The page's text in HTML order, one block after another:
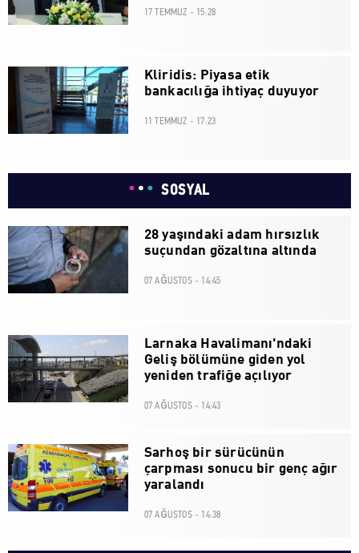
17 TEMMUZ - 15:28
Kliridis: Piyasa etik
bankacılığa ihtiyaç duyuyor
11 TEMMUZ - 17:23
SOSYAL
28 yaşındaki adam hırsızlık
suçundan gözaltına altında
07 AĞUSTOS - 14:45
Larnaka Havalimanı'ndaki
Geliş bölümüne giden yol
yeniden trafiğe açılıyor
07 AĞUSTOS - 14:43
Sarhoş bir sürücünün
çarpması sonucu bir genç ağır
yaralandı
07 AĞUSTOS - 14:38